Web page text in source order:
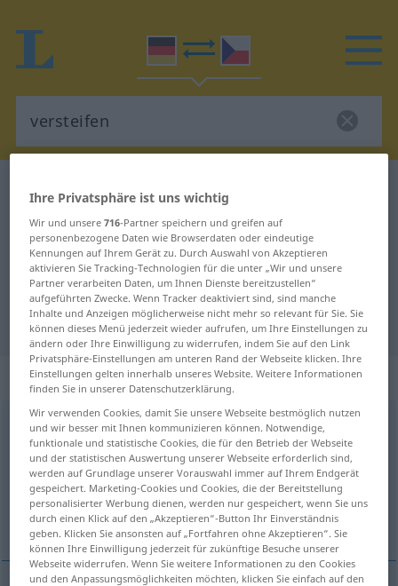
Deutsch-Tschechisch Übersetzung
für "versteifen"
"versteifen" Tschechisch
Übersetzung
„versteifen“: transitives Verb
versteifenv/t <ohnege;haben>
Übersicht aller Übersetzungen
(Für mehr Details die Übersetzung anklicken/antippen)
vystužovat
Ihre Privatsphäre ist uns wichtig
Wir und unsere716-Partner speichern und greifen auf
personenbezogene Daten wie Browserdaten oder eindeutige
Kennungen auf Ihrem Gerät zu. Durch Auswahl von Akzeptieren
aktivieren Sie Tracking-Technologien für die unter „Wir und unsere
Partner verarbeiten Daten, um Ihnen Dienste bereitzustellen“
aufgeführten Zwecke. Wenn Tracker deaktiviert sind, sind manche
Inhalte und Anzeigen möglicherweise nicht mehr so relevant für Sie. Sie
können dieses Menü jederzeit wieder aufrufen, um Ihre Einstellungen zu
ändern oder Ihre Einwilligung zu widerrufen, indem Sie auf den Link
Privatsphäre-Einstellungen am unteren Rand der Webseite klicken. Ihre
Einstellungen gelten innerhalb unseres Website. Weitere Informationen
finden Sie in unserer Datenschutzerklärung.
Wir verwenden Cookies, damit Sie unsere Webseite bestmöglich nutzen
und wir besser mit Ihnen kommunizieren können. Notwendige,
funktionale und statistische Cookies, die für den Betrieb der Webseite
und der statistischen Auswertung unserer Webseite erforderlich sind,
werden auf Grundlage unserer Vorauswahl immer auf Ihrem Endgerät
gespeichert. Marketing-Cookies und Cookies, die der Bereitstellung
personalisierter Werbung dienen, werden nur gespeichert, wenn Sie uns
durch einen Klick auf den „Akzeptieren“-Button Ihr Einverständnis
geben. Klicken Sie ansonsten auf „Fortfahren ohne Akzeptieren“. Sie
können Ihre Einwilligung jederzeit für zukünftige Besuche unserer
Webseite widerrufen. Wenn Sie weitere Informationen zu den Cookies
und den Anpassungsmöglichkeiten möchten, klicken Sie einfach auf den